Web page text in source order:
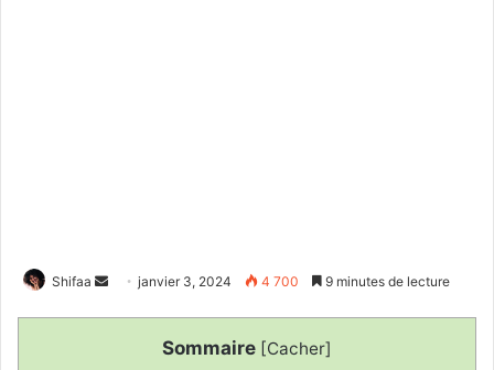
Shifaa
Envoyerjanvier 3, 2024 4 700 9 minutes de lecture
Sommaire [Cacher]